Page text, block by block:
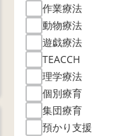
作業療法
動物療法
遊戯療法
TEACCH
理学療法
個別療育
集団療育
預かり支援